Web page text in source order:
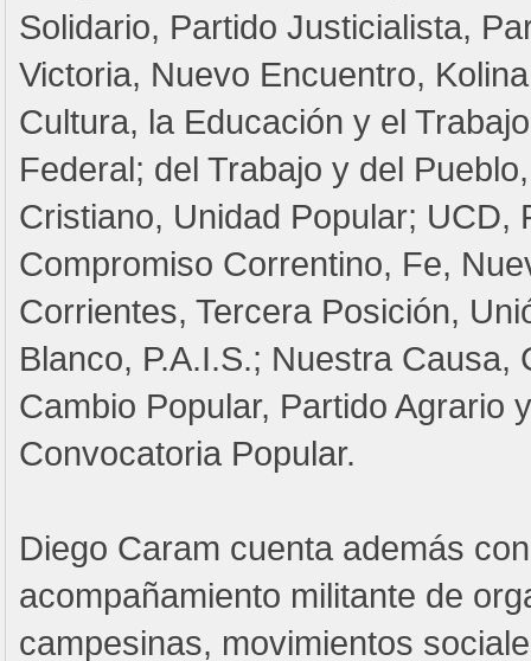
Solidario, Partido Justicialista,
Victoria, Nuevo Encuentro,
Cultura, la Educación y el
Federal; del Trabajo y del
Cristiano, Unidad Popular; UCD,
Compromiso Correntino, Fe,
Corrientes, Tercera Posición,
Blanco, P.A.I.S.; Nuestra Causa,
Cambio Popular, Partido Agrario
Convocatoria Popular.
Diego Caram cuenta además
acompañamiento militante de
campesinas, movimientos